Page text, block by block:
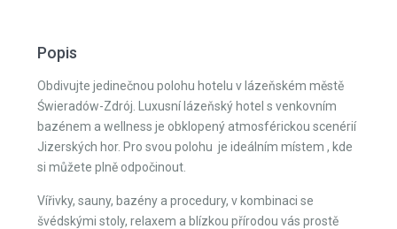
Popis
Obdivujte jedinečnou polohu hotelu v lázeňském městě
Świeradów-Zdrój. Luxusní lázeňský hotel s venkovním
bazénem a wellness je obklopený atmosférickou scenérií
Jizerských hor. Pro svou polohu je ideálním místem , kde
si můžete plně odpočinout.
Vířivky, sauny, bazény a procedury, v kombinaci se
švédskými stoly, relaxem a blízkou přírodou vás prostě